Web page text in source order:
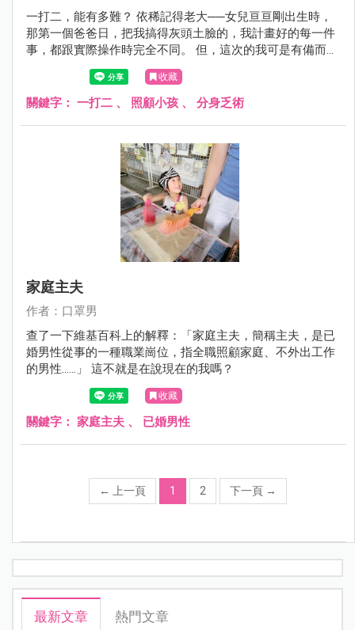
一打二，能有多難？ 依稀記得老大──女兒亘亘剛出生時，
那第一個爸爸日，把我搞得灰頭土臉的，我計畫好的每一件
事，都跟實際操作時完全不同。 但，這次的我可是有備而
來。雖然這回是老二──兒子丞丞出生後的第一個爸爸日，我
得以一擋二，可是已經有育兒經驗兩年多的我，絕對不會再
手忙腳亂了。
收藏
關鍵字： 一打二 、 照顧小孩 、 分身乏術
家庭主夫
作者：口罩男
查了一下維基百科上的解釋：「家庭主夫，簡稱主夫，是已
婚男性從事的一種職業崗位，指全職照顧家庭、不外出工作
的男性……」 這不就是在說現在的我嗎？
收藏
關鍵字： 家庭主夫 、 已婚男性
← 上一頁 1 2 下一頁 →
最新文章 熱門文章